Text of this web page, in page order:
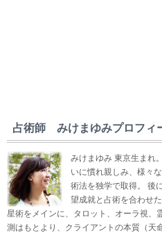
占術師 みけまゆみプロフィ
みけまゆみ 東京生まれ
いに慣れ親しみ、様々
術法を独学で取得。 後
望成就と占術を合わせ
星術をメインに、タロット、オーラ視、
測はもとより、クライアントの本質（天